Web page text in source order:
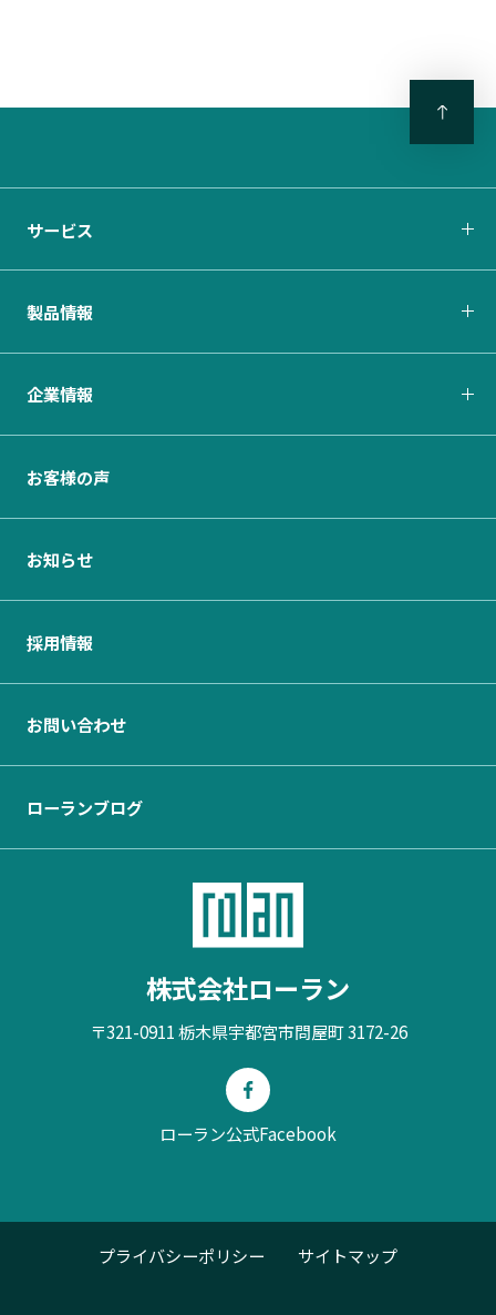
サービス
製品情報
企業情報
お客様の声
お知らせ
採用情報
お問い合わせ
ローランブログ
株式会社ローラン
〒321-0911 栃木県宇都宮市問屋町 3172-26
ローラン公式Facebook
プライバシーポリシー サイトマップ